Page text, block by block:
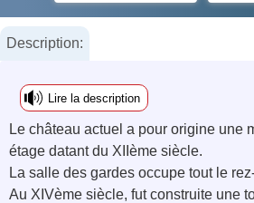
Description:
Lire la description
Le château actuel a pour origine une
étage datant du XIIème siècle.
La salle des gardes occupe tout le
Au XIVème siècle, fut construite une